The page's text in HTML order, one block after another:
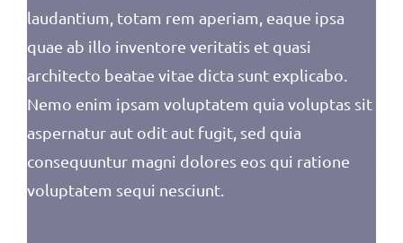
laudantium, totam rem aperiam, eaque ipsa
quae ab illo inventore veritatis et quasi
architecto beatae vitae dicta sunt explicabo.
Nemo enim ipsam voluptatem quia voluptas sit
aspernatur aut odit aut fugit, sed quia
consequuntur magni dolores eos qui ratione
voluptatem sequi nesciunt.